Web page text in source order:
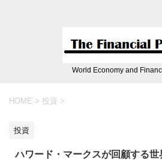
World Economy and
HOME > 投資 >
投資
ハワード・マークスが回顧する